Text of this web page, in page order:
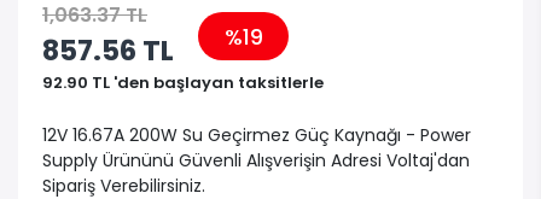
1,063.37 TL
857.56 TL %19
92.90 TL 'den başlayan taksitlerle
12V 16.67A 200W Su Geçirmez Güç Kaynağı - Power
Supply Ürününü Güvenli Alışverişin Adresi Voltaj'dan
Sipariş Verebilirsiniz.